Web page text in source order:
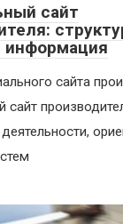
сайт
информация
сайта
сайт